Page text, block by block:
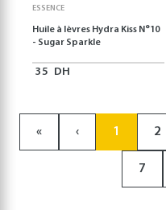
ESSENCE
Huile à lèvres Hydra Kiss N°10
- Sugar Sparkle
35 DH
« ‹ 1 2
7